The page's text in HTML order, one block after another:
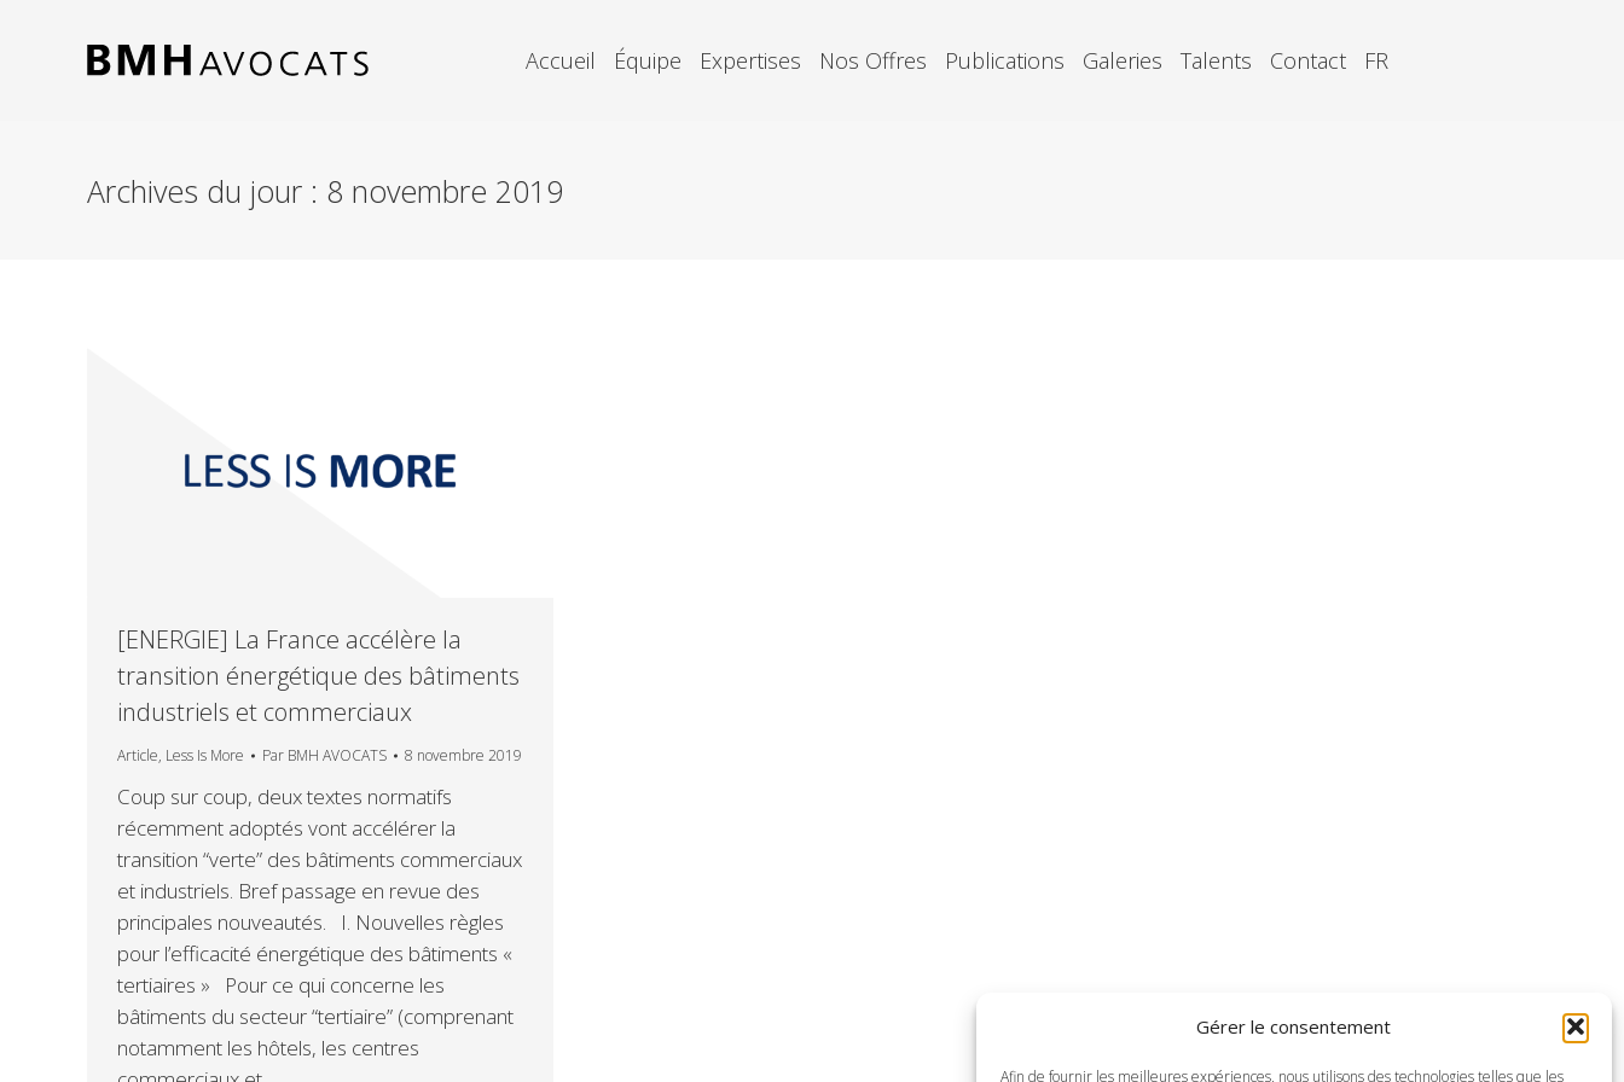
Gérer le consentement
Afin de fournir les meilleures expériences, nous utilisons des technologies telles que les
Accueil Équipe Expertises Nos Offres Publications Galeries Talents Contact FR
Archives du jour : 8 novembre 2019
[ENERGIE] La France accélère la
transition énergétique des bâtiments
industriels et commerciaux
Article, Less Is More Par BMH AVOCATS 8 novembre 2019
Coup sur coup, deux textes normatifs
récemment adoptés vont accélérer la
transition “verte” des bâtiments commerciaux
et industriels. Bref passage en revue des
principales nouveautés. I. Nouvelles règles
pour l’efficacité énergétique des bâtiments «
tertiaires » Pour ce qui concerne les
bâtiments du secteur “tertiaire” (comprenant
notamment les hôtels, les centres